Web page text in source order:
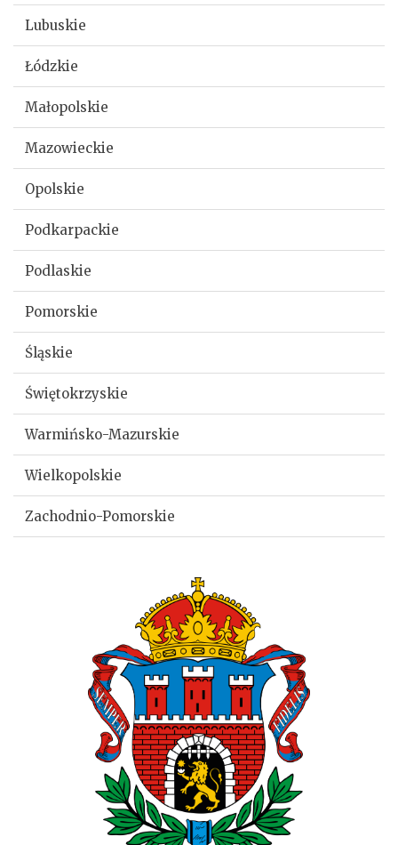
Lubuskie
Łódzkie
Małopolskie
Mazowieckie
Opolskie
Podkarpackie
Podlaskie
Pomorskie
Śląskie
Świętokrzyskie
Warmińsko-Mazurskie
Wielkopolskie
Zachodnio-Pomorskie